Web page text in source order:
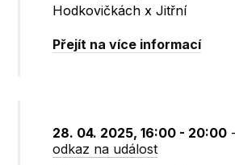
Hodkovičkách x Jitřní
Přejít na více informací
28. 04. 2025, 16:00 - 20:00 -
odkaz na událost